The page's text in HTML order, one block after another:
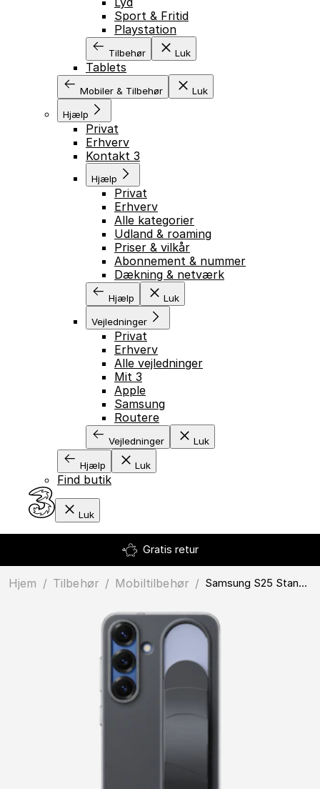
Sport & Fritid
Playstation
Tilbehør Luk
Tablets
Mobiler & Tilbehør Luk
Hjælp
Privat
Erhverv
Kontakt 3
Hjælp
Privat
Erhverv
Alle kategorier
Udland & roaming
Priser & vilkår
Abonnement & nummer
Dækning & netværk
Hjælp Luk
Vejledninger
Privat
Erhverv
Alle vejledninger
Mit 3
Apple
Samsung
Routere
Vejledninger Luk
Hjælp Luk
Find butik
Luk
Gratis retur
Hjem / Tilbehør / mobiltilbehør / Samsung S25 Standing Grip Case